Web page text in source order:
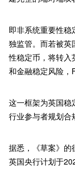
即非系统重要性
独监管。而若被英
性稳定币，将转入
和金融稳定风险，
这一框架为英国稳
行业参与者规划合
据悉，《草案》的
英国央行计划于